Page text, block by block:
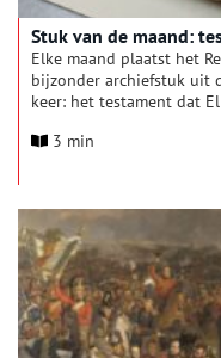
Stuk van de maand:
Elke maand plaatst het
bijzonder archiefstuk uit
keer: het testament dat
reisde.
3 min